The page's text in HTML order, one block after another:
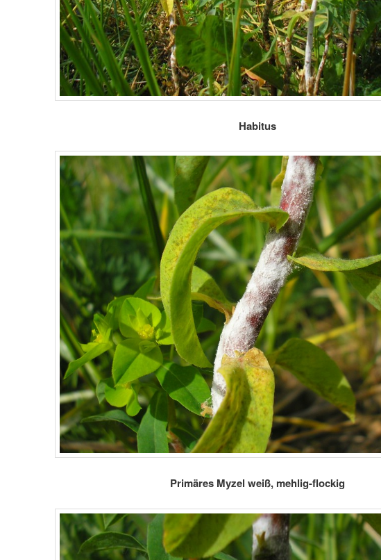
Habitus
Primäres Myzel weiß, mehlig-flockig